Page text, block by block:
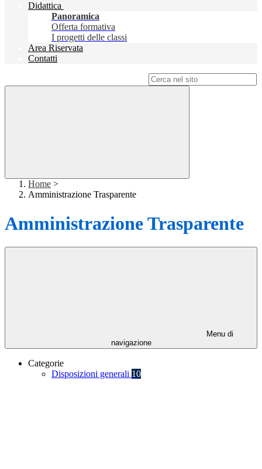
Didattica
Panoramica
Offerta formativa
I progetti delle classi
Area Riservata
Contatti
Home >
Amministrazione Trasparente
Amministrazione Trasparente
Menu di
navigazione
Categorie
Disposizioni generali 10